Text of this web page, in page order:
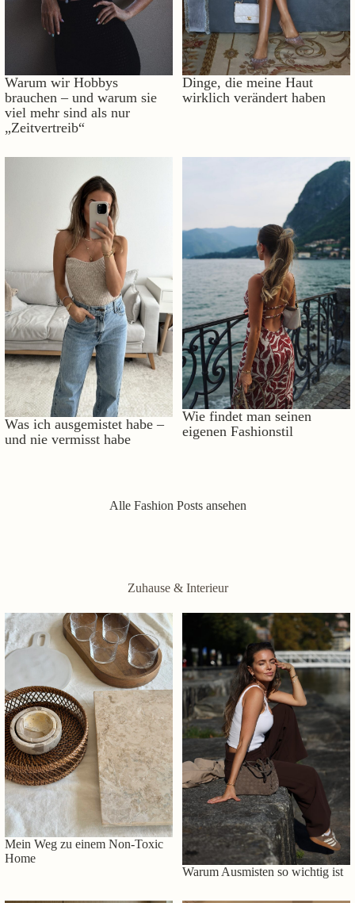
Warum wir Hobbys
brauchen – und warum sie
viel mehr sind als nur
„Zeitvertreib“
Dinge, die meine Haut
wirklich verändert haben
Was ich ausgemistet habe –
und nie vermisst habe
Wie findet man seinen
eigenen Fashionstil
Alle Fashion Posts ansehen
Zuhause & Interieur
Mein Weg zu einem Non-Toxic
Home
Warum Ausmisten so wichtig ist